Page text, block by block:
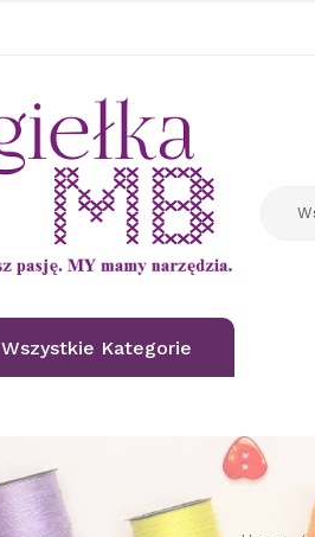
Wszystkie Kategorie